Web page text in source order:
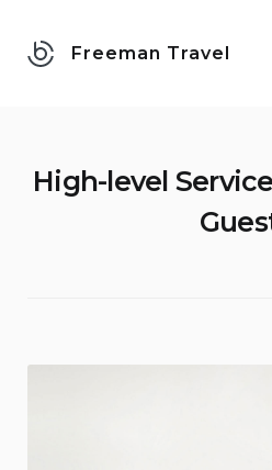
Freeman Travel
High-level